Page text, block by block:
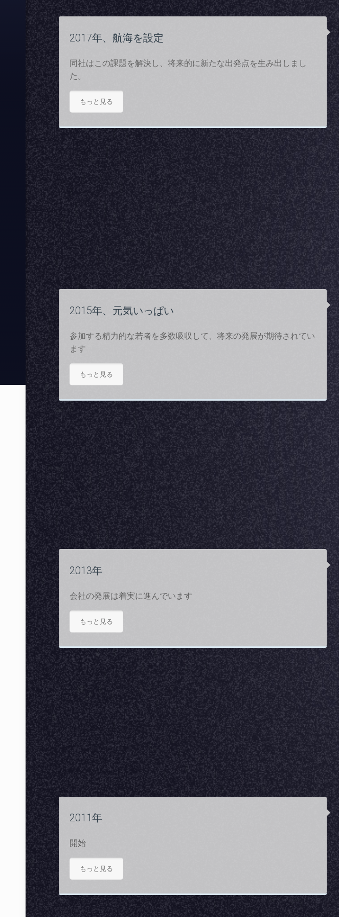
2017年、航海を設定
同社はこの課題を解決し、将来的に新たな出発点を生み出しまし
た。
もっと見る
2015年、元気いっぱい
参加する精力的な若者を多数吸収して、将来の発展が期待されてい
ます
もっと見る
2013年
会社の発展は着実に進んでいます
もっと見る
2011年
開始
もっと見る